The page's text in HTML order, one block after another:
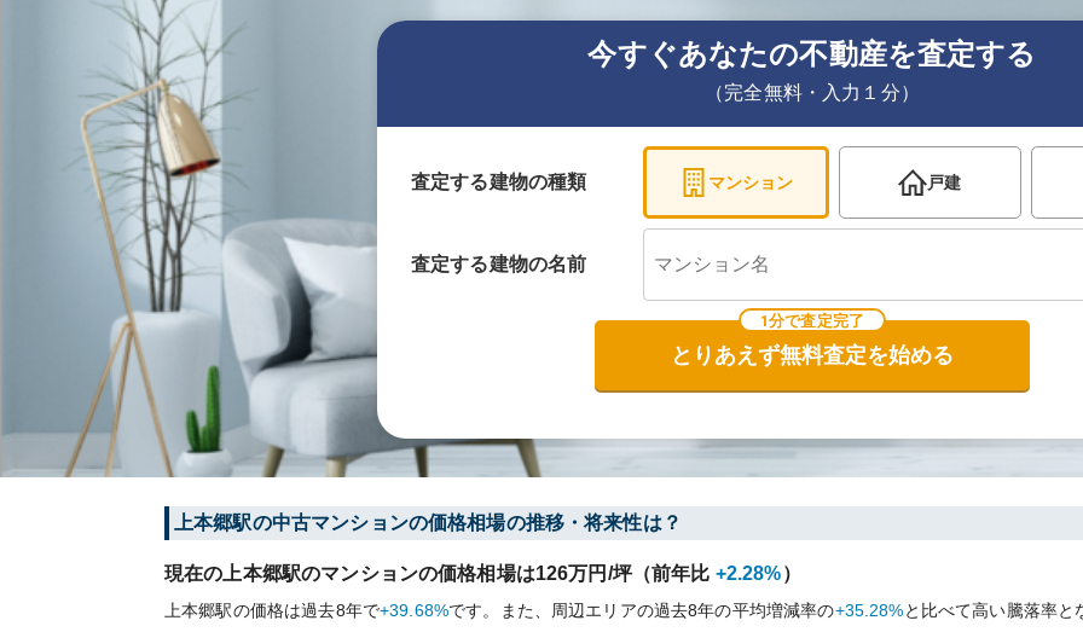
今すぐあなたの不動産を査定する
（完全無料・入力１分）
査定する建物の種類 マンション 戸建
査定する建物の名前
1分で査定完了
とりあえず無料査定を始める
上本郷駅の中古マンションの価格相場の推移・将来性は？
現在の 上本郷駅のマンションの価格相場は126万円/坪（前年比 +2.28%）
上本郷駅の価格は過去8年で+39.68%です。 また、周辺エリアの過去8年の平均増減率の+35.28%と比べて高い騰落率と